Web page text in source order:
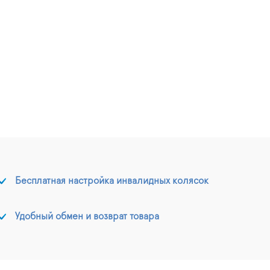
Бесплатная настройка инвалидных колясок
Удобный обмен и возврат товара